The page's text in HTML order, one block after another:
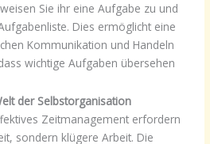
Sie ihr eine Aufgabe zu und
Dies ermöglicht eine
Kommunikation und Handeln
wichtige Aufgaben übersehen
der Selbstorganisation
Zeitmanagement erfordern
sondern klügere Arbeit. Die